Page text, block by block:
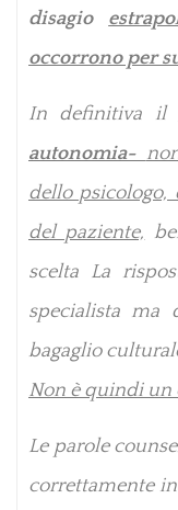
disagio
occorrono per
In definitiva il
autonomia-
dello psicologo,
del paziente,
scelta La
specialista ma
bagaglio
Non è quindi un
Le parole
correttamente